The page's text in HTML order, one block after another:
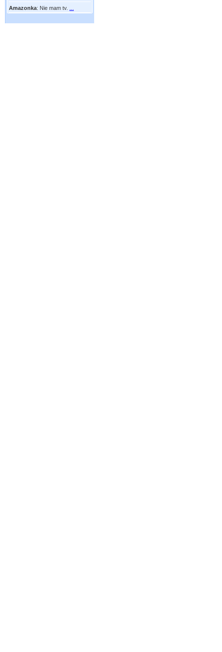
Amazonka: Nie mam tv.